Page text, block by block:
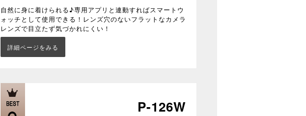
自然に身に着けられる♪専用アプリと連動すればスマートウ
ォッチとして使用できる！レンズ穴のないフラットなカメラ
レンズで目立たず気づかれにくい！
詳細ページをみる
P-126W